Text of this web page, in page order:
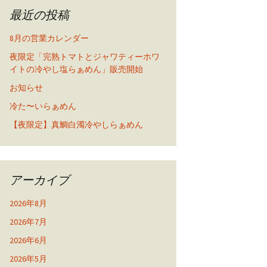
最近の投稿
8月の営業カレンダー
夜限定「完熟トマトとジャワティーホワ
イトの冷やし塩らぁめん」販売開始
お知らせ
冷た〜いらぁめん
【夜限定】真鯛白濁冷やしらぁめん
アーカイブ
2026年8月
2026年7月
2026年6月
2026年5月